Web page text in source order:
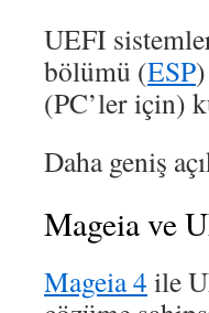
UEFI
bölümü (ESP
(PC’ler için)
Daha geniş
Mageia ve
Mageia 4 ile